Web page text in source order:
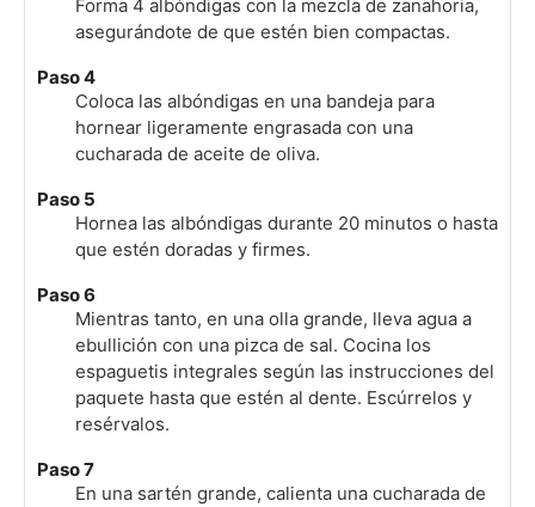
Forma 4 albóndigas con la mezcla de zanahoria,
asegurándote de que estén bien compactas.
Paso 4
Coloca las albóndigas en una bandeja para
hornear ligeramente engrasada con una
cucharada de aceite de oliva.
Paso 5
Hornea las albóndigas durante 20 minutos o hasta
que estén doradas y firmes.
Paso 6
Mientras tanto, en una olla grande, lleva agua a
ebullición con una pizca de sal. Cocina los
espaguetis integrales según las instrucciones del
paquete hasta que estén al dente. Escúrrelos y
resérvalos.
Paso 7
En una sartén grande, calienta una cucharada de